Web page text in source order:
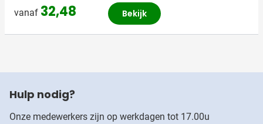
vanaf 32,48 Bekijk
Hulp nodig?
Onze medewerkers zijn op werkdagen tot 17.00u